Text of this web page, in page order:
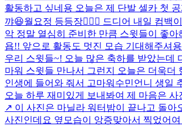
활동하고 싶네용 오늘은 제 단발 셀카 첫
꺄😆월요정 등등장🧚🏻‍♀️ 드디어 내일 컴백
악 정말 열심히 준비한 만큼 스윗들이 좋아
욥!! 앞으로 활동도 멋진 모습 기대해주셔
우리 스윗들~! 오늘 많은 축하를 받았는데
마워 스윗들 만나서 그런지 오늘은 더욱더
인생에 들어와 줘서 고마워 수민언니 생일
오늘 하루 재미있게 보내봐여 제 마음은
↗️ 이 사진은 마닐라 워터밤이 끝나고 돌아
사진인데요 옆모습이 앙증맞아서 찍었어